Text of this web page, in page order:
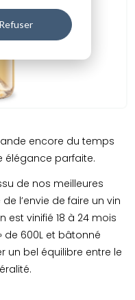
Refuser
encore du temps
élégance parfaite.
de nos meilleures
l’envie de faire un vin
est vinifié 18 à 24 mois
de 600L et bâtonné
un bel équilibre entre le